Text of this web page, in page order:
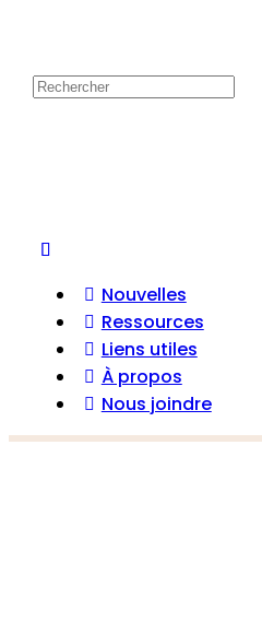
Nouvelles
Ressources
Liens utiles
À propos
Nous joindre